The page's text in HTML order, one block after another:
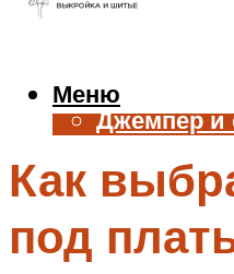
Жилет
Джемпер и
Аксессуары
Меню
Меню
Как
под